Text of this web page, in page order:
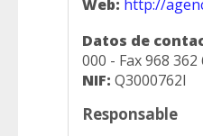
Web: http://
Datos de
000 - Fax 968 362
NIF: Q3000762I
Responsable